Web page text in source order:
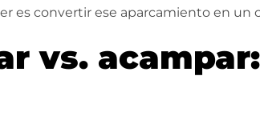
es convertir ese aparcamiento en un
vs.